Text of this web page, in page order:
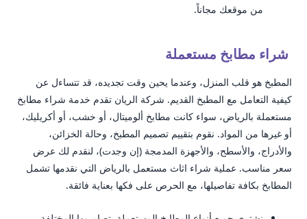
من موقعك مجاناً.
شراء مطابخ مستعملة
المطبخ هو قلب المنزل، وعندما يحين وقت تجديده، قد تتساءل عن
كيفية التعامل مع المطبخ القديم. شركة الريان تقدم خدمة شراء مطابخ
مستعملة بالرياض، سواء كانت مطابخ ألوميتال، أو خشب، أو أكريليك،
أو غيرها من المواد. نقوم بتقييم تصميم المطبخ، وحالة الخزائن،
والأدراج، والأسطح، والأجهزة المدمجة (إن وجدت)، لنقدم لك عرض
سعر مناسب. عملية شراء اثاث مستعمل بالرياض التي نقدمها تشمل
المطابخ بكافة تفاصيلها، مع الحرص على فكها بعناية فائقة.